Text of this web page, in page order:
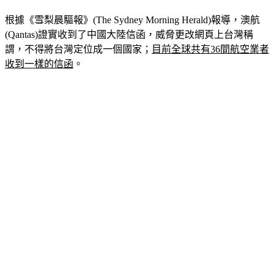
(Qantas)證實收到了中國大陸信函，威脅更改網頁上台灣稱
謂，不得將台灣定位成一個國家； 目前全球共有36間航空業者
收到一樣的信函。